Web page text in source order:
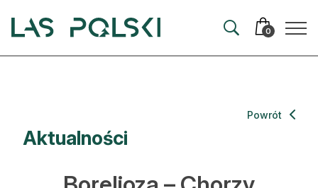
0
Artykuły
Hodowla lasu
Aktualności
Powrót